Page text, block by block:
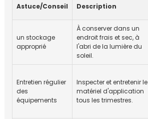
Astuce/Conseil Description
un stockage
approprié
À conserver dans un
endroit frais et sec, à
l'abri de la lumière du
soleil.
Entretien régulier
des
équipements
Inspecter et entretenir le
matériel d'application
tous les trimestres.